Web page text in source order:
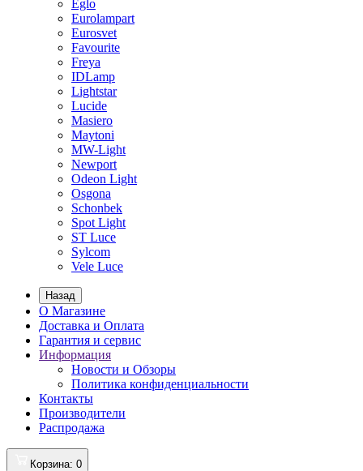
Eglo
Eurolampart
Eurosvet
Favourite
Freya
IDLamp
Lightstar
Lucide
Masiero
Maytoni
MW-Light
Newport
Odeon Light
Osgona
Schonbek
Spot Light
ST Luce
Sylcom
Vele Luce
Назад
О Магазине
Доставка и Оплата
Гарантия и сервис
Информация
Новости и Обзоры
Политика конфиденциальности
Контакты
Производители
Распродажа
Корзина: 0